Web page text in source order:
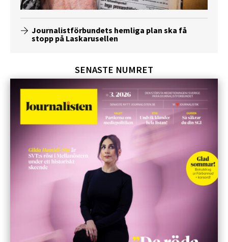
Journalistförbundets hemliga plan ska få
stopp på Laskarusellen
SENASTE NUMRET